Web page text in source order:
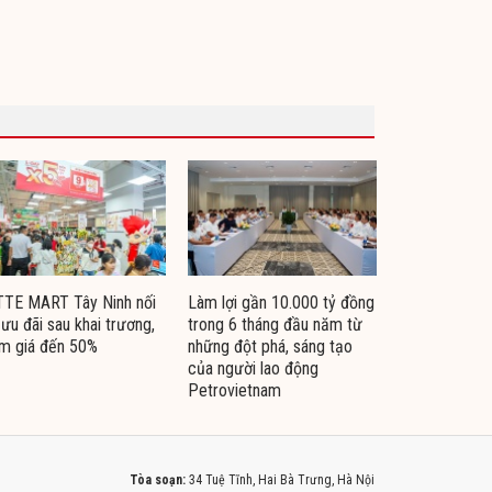
MART Tây Ninh nối
đãi sau khai trương,
giá đến 50%
Làm lợi gần 10.000 tỷ đồng
trong 6 tháng đầu năm từ
những đột phá, sáng tạo
của người lao động
Petrovietnam
Tòa soạn: 34 Tuệ Tĩnh, Hai Bà Trưng, Hà Nội